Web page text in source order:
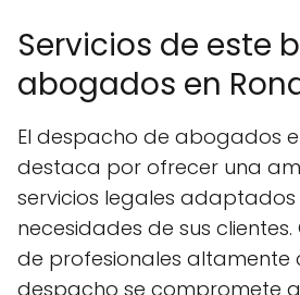
Servicios de este
abogados en
El despacho de abogados
destaca por ofrecer una
servicios legales adaptados
necesidades de sus
de profesionales altamente
despacho se compromete